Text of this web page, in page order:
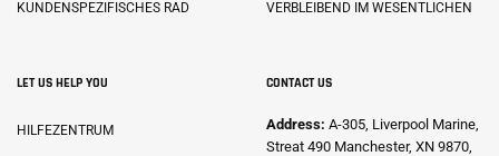
KUNDENSPEZIFISCHES RAD VERBLEIBEND IM WESENTLICHEN
LET US HELP YOU
HILFEZENTRUM
CONTACT US
Address: A-305, Liverpool Marine,
Streat 490 Manchester, XN 9870,